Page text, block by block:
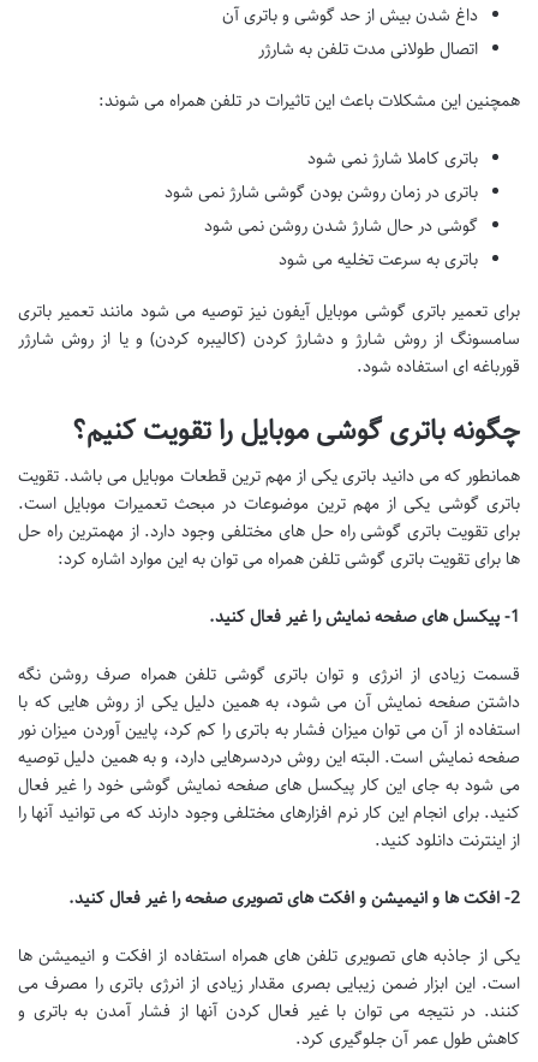
داغ شدن بیش از حد گوشی و باتری آن
اتصال طولانی مدت تلفن به شارژر
همچنین این مشکلات باعث این تاثیرات در تلفن همراه می شوند:
باتری کاملا شارژ نمی شود
باتری در زمان روشن بودن گوشی شارژ نمی شود
گوشی در حال شارژ شدن روشن نمی شود
باتری به سرعت تخلیه می شود
برای تعمیر باتری گوشی موبایل آیفون نیز توصیه می شود مانند تعمیر باتری
سامسونگ از روش شارژ و دشارژ کردن (کالیبره کردن) و یا از روش شارژر
قورباغه ای استفاده شود.
چگونه باتری گوشی موبایل را تقویت کنیم؟
همانطور که می دانید باتری یکی از مهم ترین قطعات موبایل می باشد. تقویت
باتری گوشی یکی از مهم ترین موضوعات در مبحث تعمیرات موبایل است.
برای تقویت باتری گوشی راه حل های مختلفی وجود دارد. از مهمترین راه حل
ها برای تقویت باتری گوشی تلفن همراه می توان به این موارد اشاره کرد:
1- پیکسل های صفحه نمایش را غیر فعال کنید.
قسمت زیادی از انرژی و توان باتری گوشی تلفن همراه صرف روشن نگه
داشتن صفحه نمایش آن می شود، به همین دلیل یکی از روش هایی که با
استفاده از آن می توان میزان فشار به باتری را کم کرد، پایین آوردن میزان نور
صفحه نمایش است. البته این روش دردسرهایی دارد، و به همین دلیل توصیه
می شود به جای این کار پیکسل های صفحه نمایش گوشی خود را غیر فعال
کنید. برای انجام این کار نرم افزارهای مختلفی وجود دارند که می توانید آنها را
از اینترنت دانلود کنید.
2- افکت ها و انیمیشن و افکت های تصویری صفحه را غیر فعال کنید.
یکی از جاذبه های تصویری تلفن های همراه استفاده از افکت و انیمیشن ها
است. این ابزار ضمن زیبایی بصری مقدار زیادی از انرژی باتری را مصرف می
کنند. در نتیجه می توان با غیر فعال کردن آنها از فشار آمدن به باتری و
کاهش طول عمر آن جلوگیری کرد.